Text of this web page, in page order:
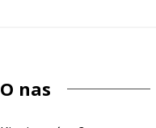
O nas